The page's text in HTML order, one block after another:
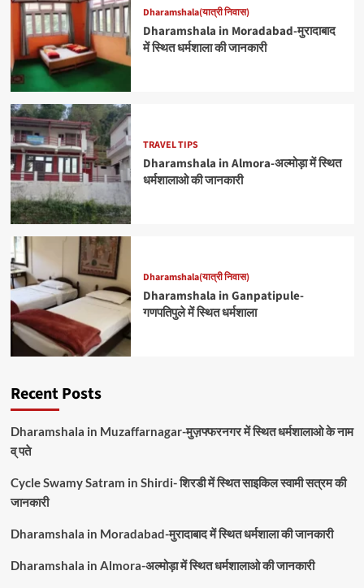
Dharamshala(यात्री निवास)
Dharamshala in Moradabad-मुरादाबाद
में स्थित धर्मशाला की जानकारी
TRAVEL TIPS
Dharamshala in Almora-अल्मोड़ा में स्थित
धर्मशालाओ की जानकारी
Dharamshala(यात्री निवास)
Dharamshala in Ganpatipule-
गणपतिपुले में स्थित धर्मशाला
Recent Posts
Dharamshala in Muzaffarnagar-मुज़फ्फरनगर में स्थित धर्मशालाओ के नाम
व् पते
Cycle Swamy Satram in Shirdi- शिरडी में स्थित साइकिल स्वामी सत्रम की
जानकारी
Dharamshala in Moradabad-मुरादाबाद में स्थित धर्मशाला की जानकारी
Dharamshala in Almora-अल्मोड़ा में स्थित धर्मशालाओ की जानकारी